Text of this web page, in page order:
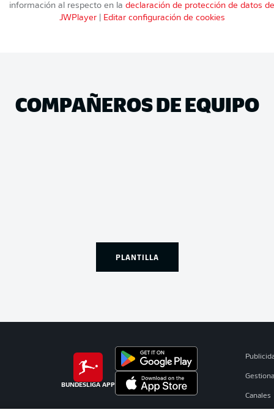
información al respecto en la declaración de protección de datos de
JWPlayer| Editar configuración de cookies
COMPAÑEROS DE EQUIPO
PLANTILLA
BUNDESLIGA APP
Canales